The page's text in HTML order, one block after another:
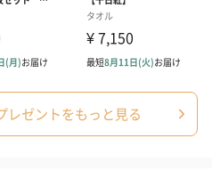
（ホワイトグリ
（1,650円）
ブーケ（ピン
（1,650円）
ドフラワー
レゼントをもっと見る